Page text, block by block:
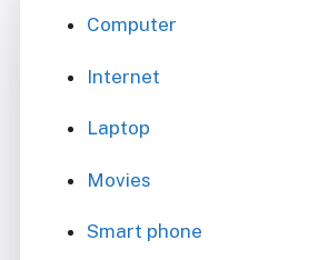
Computer
Internet
Laptop
Movies
Smart phone